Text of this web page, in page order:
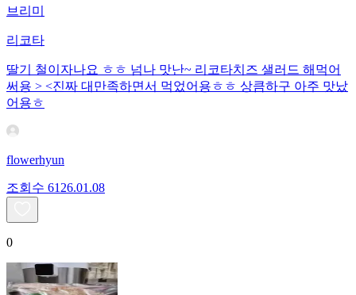
브리미
리코타
딸기 철이자나요 ㅎㅎ 넘나 맛난~ 리코타치즈 샐러드 해먹어
써용 > <진짜 대만족하면서 먹었어용ㅎㅎ 상큼하구 아주 맛났
어용ㅎ
flowerhyun
조회수 61 26.01.08
0